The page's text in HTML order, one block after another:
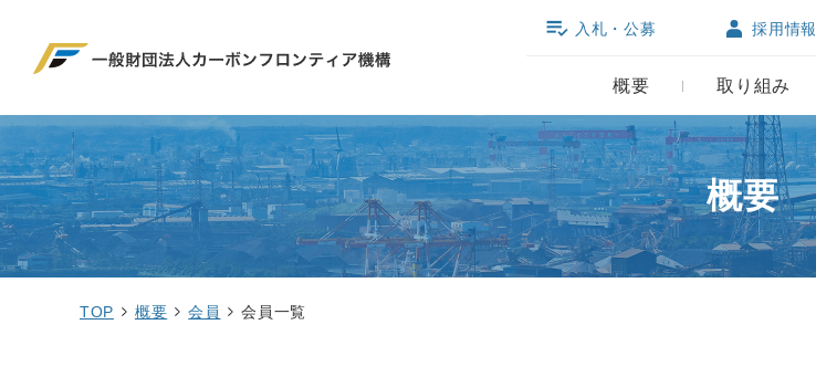
入札・公募 採用情報
概要 取り組み
概要
TOP 概要 会員 会員一覧